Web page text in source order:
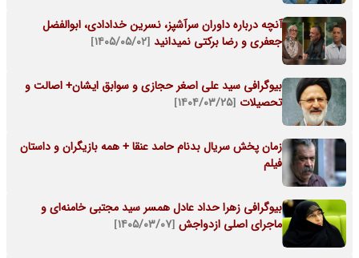
آنچه درباره داوران سرآشپز، نسرین خدادادی، ابوالفضل
جعفری و رضا برکتی نمیدانید [۱۴۰۵/۰۵/۰۲]
بیوگرافی سید علی اصغر حجازی و سوابق ایشان+ اصالت و
تحصیلات [۱۴۰۴/۰۳/۲۵]
زمان پخش سریال بدنام حامد عنقا + همه بازیگران و داستان
فیلم
بیوگرافی زهرا حداد عادل همسر سید مجتبی خامنه‌ای و
ماجرای اصلی ازدواجش [۱۴۰۵/۰۳/۰۷]